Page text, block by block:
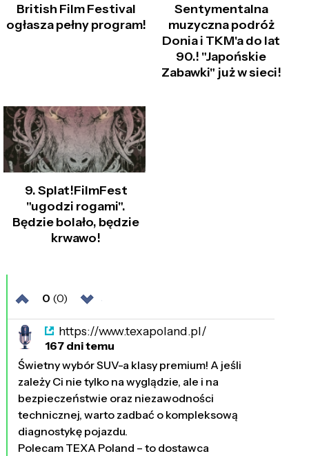
British Film Festival
ogłasza pełny program!
Sentymentalna
muzyczna podróż
Donia i TKM'a do lat
90.! "Japońskie
Zabawki" już w sieci!
9. Splat!FilmFest
"ugodzi rogami".
Będzie bolało, będzie
krwawo!
0 (0)
https://www.texapoland.pl/
167 dni temu
Świetny wybór SUV-a klasy premium! A jeśli
zależy Ci nie tylko na wyglądzie, ale i na
bezpieczeństwie oraz niezawodności
technicznej, warto zadbać o kompleksową
diagnostykę pojazdu.
Polecam TEXA Poland – to dostawca